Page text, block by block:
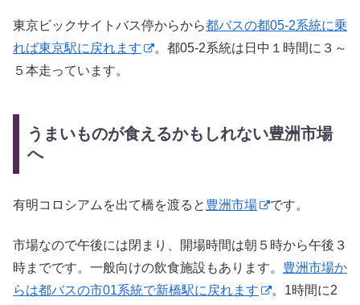
東京ビックサイトバス停からから都バスの都05-2系統に乗
れば東京駅に戻れます
。都05-2系統は日中１時間に３～
５本走っています。
うまいものが食えるかもしれない豊洲市場
へ
有明コロシアムを出て橋を渡ると 豊洲市場 です。
市場なので午後には閉まり、開場時間は朝５時から午後３
時までです。一般向けの飲食施設もあります。 豊洲市場か
らは都バスの市01系統で新橋駅に戻れます
。1時間に2